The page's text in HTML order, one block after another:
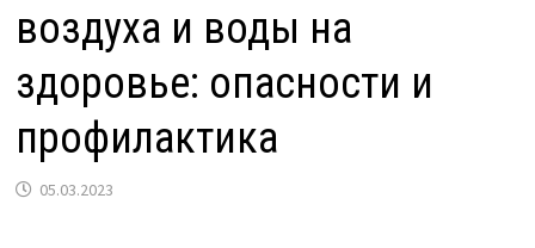
воздуха и воды на
здоровье: опасности и
профилактика
05.03.2023